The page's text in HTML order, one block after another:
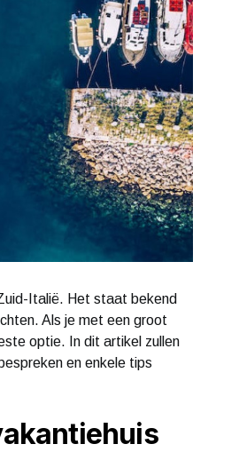
Italië. Het staat bekend
Als je met een groot
optie. In dit artikel zullen
en enkele tips